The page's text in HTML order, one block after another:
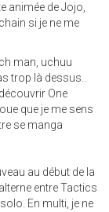
animée de Jojo,
si je ne me
man, uchuu
trop là dessus..
One
que je me sens
se manga
au début de la
entre Tactics
En multi, je ne